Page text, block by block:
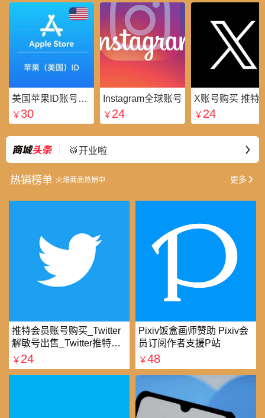
美国苹果ID账号_美区Apple ID账号_外国苹果ID账号购买批发平台
￥ 30
Instagram全球账号
￥ 24
￥ 24
最新 ⭐好礼不断
🥁开业啦
热销榜单 火爆商品热销中 更多
推特会员账号购买_Twitter
解敏号出售_Twitter推特账
号购买批发平台
￥ 24
Pixiv饭盒画师赞助 Pixiv会
员订阅作者支援P站
￥48